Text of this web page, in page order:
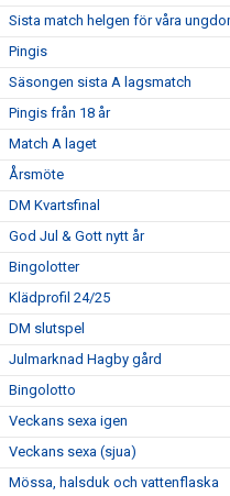
Sista match helgen för våra
Pingis
Säsongen sista A lagsmatch
Pingis från 18 år
Match A laget
Årsmöte
DM Kvartsfinal
God Jul & Gott nytt år
Bingolotter
Klädprofil 24/25
DM slutspel
Julmarknad Hagby gård
Bingolotto
Veckans sexa igen
Veckans sexa (sjua)
Mössa, halsduk och vattenflaska